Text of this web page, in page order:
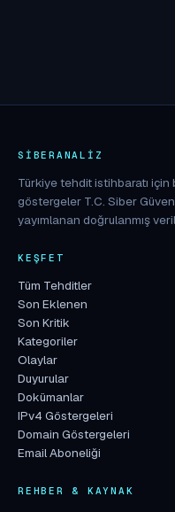
SIBERANALIZ
Türkiye tehdit istihbaratı için
göstergeler T.C. Siber
yayımlanan doğrulanmış
KEŞFET
Tüm Tehditler
Son Eklenen
Son Kritik
Kategoriler
Olaylar
Duyurular
Dokümanlar
IPv4 Göstergeleri
Domain Göstergeleri
Email Aboneliği
REHBER & KAYNAK